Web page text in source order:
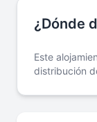
¿Dónde
Este
distribución